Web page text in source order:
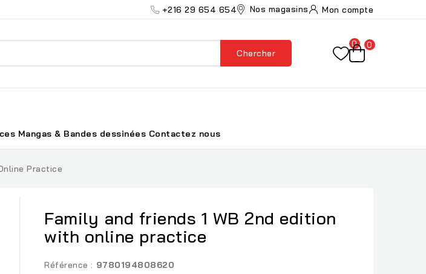
+216 29 654 654 Nos magasins Mon compte
Chercher
0 0
Mangas & Bandes dessinées Contactez nous
Practice
Family and friends 1 WB 2nd edition
with online practice
Référence : 9780194808620